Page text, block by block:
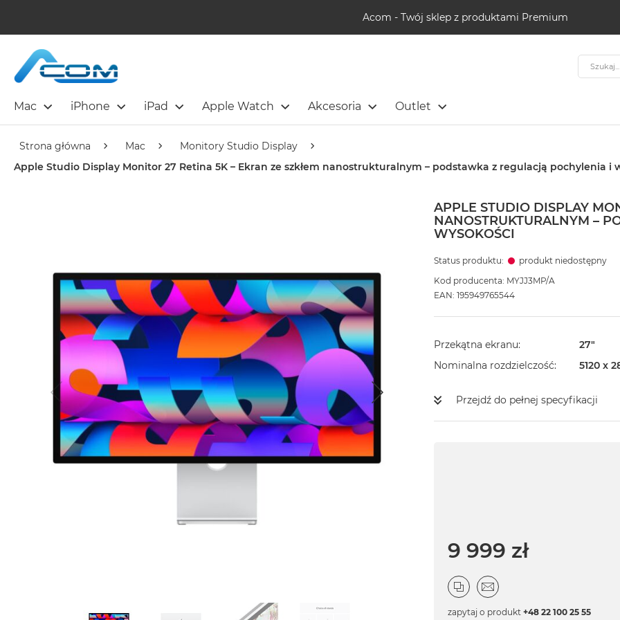
Acom - Twój sklep z produktami Premium
Mac iPhone iPad Apple Watch Akcesoria Outlet
Szukaj
Strona główna Mac
Monitory Studio Display
Apple Studio Display Monitor 27 Retina 5K – Ekran ze szkłem nanostrukturalnym – podstawka z regulacją pochylenia i
APPLE STUDIO DISPLAY
NANOSTRUKTURALNYM –
WYSOKOŚCI
Status produktu:
produkt niedostępny
Kod producenta: MYJJ3MP/A
EAN: 195949765544
Przekątna ekranu
27"
Nominalna rozdzielczość
5120 x
Przejdź do pełnej specyfikacji
9 999 zł
zapytaj o produkt +48 22 100 25 55